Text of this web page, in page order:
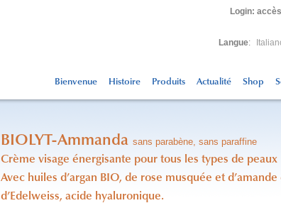
Login:
Langue:
Bienvenue Histoire Produits Actualité Shop
BIOLYT-Ammanda sans parabène, sans paraffine
Crème visage énergisante pour tous les types de peaux
Avec huiles d’argan BIO, de rose musquée et
d’Edelweiss, acide hyaluronique.